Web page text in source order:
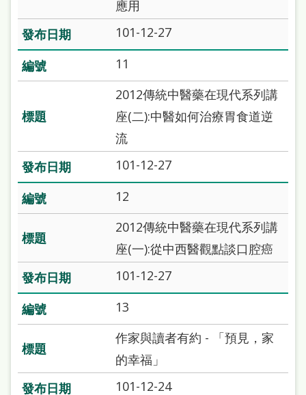
網
站
資
開
宣
告
著
權
侵
權
處
辦
應用
101-12-27
11
2012傳統中醫藥在現代系列講
座(二):中醫如何治療胃食道逆
流
101-12-27
12
2012傳統中醫藥在現代系列講
座(一):從中西醫觀點談口腔癌
101-12-27
13
作家與讀者有約 - 「預見，家
的幸福」
101-12-24